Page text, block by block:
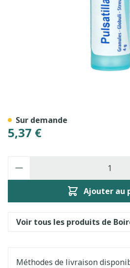
5,37 €
Ajouter au
Sur demande
Voir tous les produits de
Méthodes de livraison